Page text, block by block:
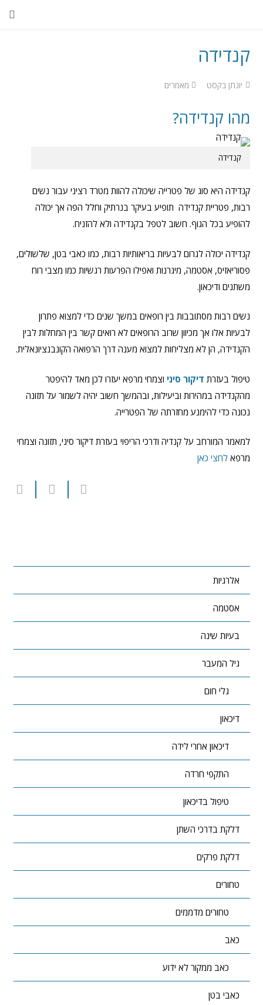
קנדידה
יונתן בקסט מאמרים
מהו קנדידה?
קנדידה
קנדידה היא סוג של פטרייה שיכולה להוות מטרד רציני עבור נשים
רבות, פטריית קנדידה תופיע בעיקר בנרתיק וחלל הפה אך יכולה
להופיע בכל הגוף. חשוב לטפל בקנדידה ולא להזניח.
קנדידה יכולה לגרום לבעיות בריאותיות רבות, כמו כאבי בטן, שלשולים,
פסוריאזיס, אסטמה, מיגרנות ואפילו הפרעות רגשיות כמו מצבי רוח
משתנים ודיכאון.
נשים רבות מסתובבות בין רופאים במשך שנים כדי למצוא פתרון
לבעיות אלו אך מכיוון שרוב הרופאים לא רואים קשר בין המחלות לבין
הקנדידה, הן לא מצליחות למצוא מענה דרך הרפואה הקונבנציונאלית.
טיפול בעזרת דיקור סיני וצמחי מרפא יעזרו לכן מאד להיפטר
מהקנדידה במהירות וביעילות, ובהמשך חשוב יהיה לשמור על תזונה
נכונה כדי להימנע מחזרתה של הפטרייה.
למאמר המורחב על קנדיה ודרכי הריפוי בעזרת דיקור סיני, תזונה וצמחי
מרפאלחצי כאן
אלרגיות
אסטמה
בעיות שינה
גיל המעבר
גלי חום
דיכאון
דיכאון אחרי לידה
התקפי חרדה
טיפול בדיכאון
דלקת בדרכי השתן
דלקת פרקים
טחורים
טחורים מדממים
כאב
כאב ממקור לא ידוע
כאבי בטן